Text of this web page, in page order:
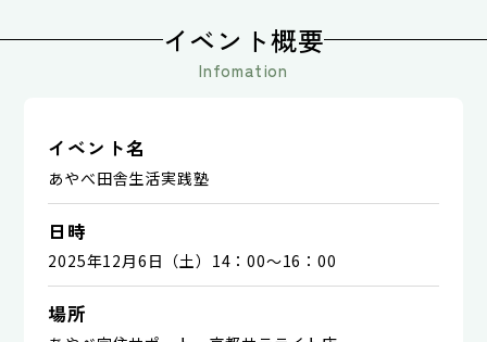
イベント概要
Infomation
イベント名
あやべ田舎生活実践塾
日時
2025年12月6日（土）14：00～16：00
場所